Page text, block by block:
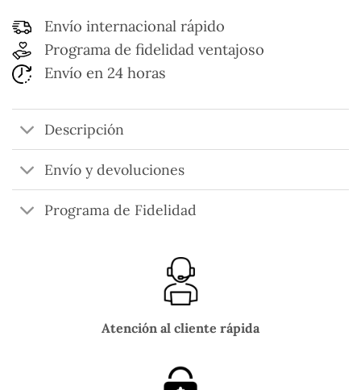
Envío internacional rápido
Programa de fidelidad ventajoso
Envío en 24 horas
Descripción
Envío y devoluciones
Programa de Fidelidad
Atención al cliente rápida